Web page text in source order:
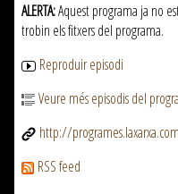
ALERTA:Aquest programa ja no
trobin els fitxers del programa.
Reproduir episodi
Veure més episodis del
http://
RSS feed